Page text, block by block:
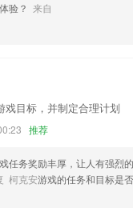
验？ 来自
戏目标，并制定合理计划
推荐
任务奖励丰厚，让人有强烈的
柯克安游戏的任务和目标是